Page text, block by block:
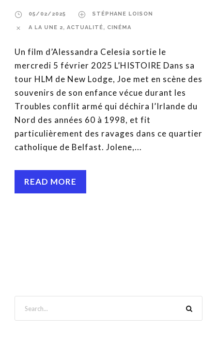
05/02/2025 STÉPHANE LOISON
A LA UNE 2, ACTUALITÉ, CINÉMA
Un film d’Alessandra Celesia sortie le
mercredi 5 février 2025 L’HISTOIRE Dans sa
tour HLM de New Lodge, Joe met en scène des
souvenirs de son enfance vécue durant les
Troubles conflit armé qui déchira l’Irlande du
Nord des années 60 à 1998, et fit
particulièrement des ravages dans ce quartier
catholique de Belfast. Jolene,...
READ MORE